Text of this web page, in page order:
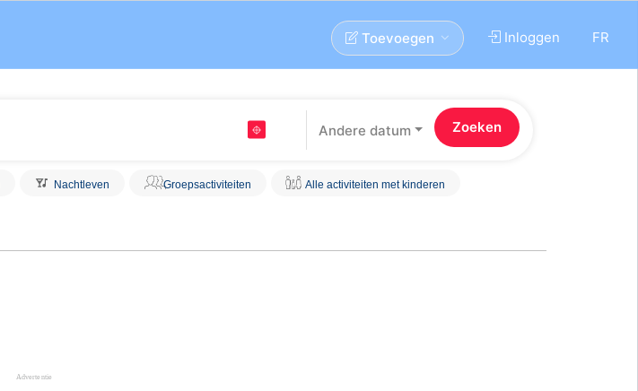
FR
Inloggen
Toevoegen
Andere datum
Nachtleven Groepsactiviteiten Alle activiteiten met kinderen